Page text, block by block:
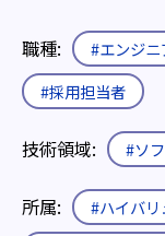
職種: #エンジニ
#採用担当者
技術領域: #ソ
所属:
#ハイバ